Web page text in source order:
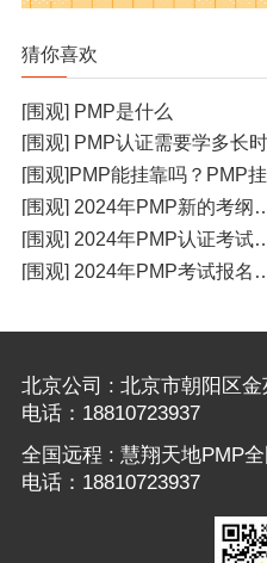
猜你喜欢
[围观] PMP是什么
[围观] PMP认证需要学多长时
[
[围观] 2024年PMP新
[围观] 2024年PMP认证
[围观] 2024年
北京公司 : 北京市朝阳区
电话：18810723937
全国远程 : 慧翔天地PMP
电话：18810723937